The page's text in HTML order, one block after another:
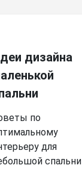
дизайна
по
для
спальни